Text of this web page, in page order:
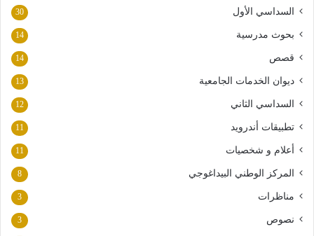
السداسي الأول 30
بحوث مدرسية 14
قصص 14
ديوان الخدمات الجامعية 13
السداسي الثاني 12
تطبيقات أندرويد 11
أعلام و شخصيات 11
المركز الوطني البيداغوجي 8
مناظرات 3
نصوص 3